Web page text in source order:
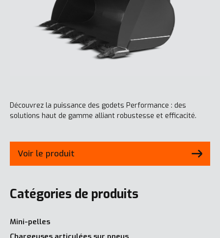
Découvrez la puissance des godets Performance : des
solutions haut de gamme alliant robustesse et efficacité.
Voir le produit
Catégories de produits
Mini-pelles